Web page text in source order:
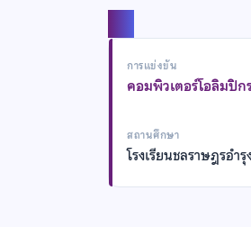
การแข่งขัน
คอมพิวเตอร์โอลิมปิก
สถานศึกษา
โรงเรียนชลราษฎรอำรุ